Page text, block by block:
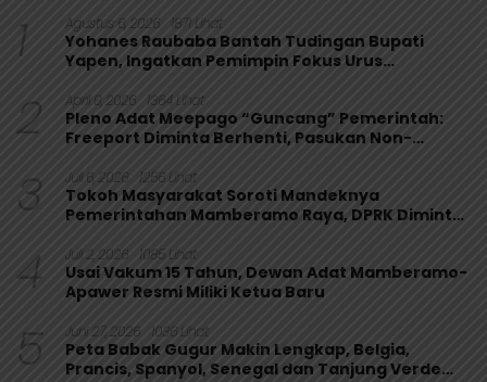
1 Agustus 6, 2026 1871 Lihat
Yohanes Raubaba Bantah Tudingan Bupati
Yapen, Ingatkan Pemimpin Fokus Urus
2 April 9, 2026 1364 Lihat
Pleno Adat Meepago “Guncang” Pemerintah:
Freeport Diminta Berhenti, Pasukan Non-
3 Juli 6, 2026 1256 Lihat
Tokoh Masyarakat Soroti Mandeknya
Pemerintahan Mamberamo Raya, DPRK Diminta
4 Juli 2, 2026 1085 Lihat
Usai Vakum 15 Tahun, Dewan Adat Mamberamo-
Apawer Resmi Miliki Ketua Baru
5 Juni 27, 2026 1036 Lihat
Peta Babak Gugur Makin Lengkap, Belgia,
Prancis, Spanyol, Senegal dan Tanjung Verde